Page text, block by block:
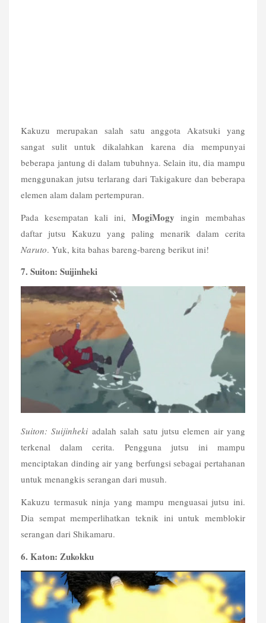
Kakuzu merupakan salah satu anggota Akatsuki yang
sangat sulit untuk dikalahkan karena dia mempunyai
beberapa jantung di dalam tubuhnya. Selain itu, dia mampu
menggunakan jutsu terlarang dari Takigakure dan beberapa
elemen alam dalam pertempuran.
Pada kesempatan kali ini, MogiMogy ingin membahas
Naruto. Yuk, kita bahas bareng-bareng berikut ini!
7. Suiton: Suijinheki
Suiton: Suijinheki adalah salah satu jutsu elemen air yang
terkenal dalam cerita. Pengguna jutsu ini mampu
menciptakan dinding air yang berfungsi sebagai pertahanan
untuk menangkis serangan dari musuh.
Kakuzu termasuk ninja yang mampu menguasai jutsu ini.
Dia sempat memperlihatkan teknik ini untuk memblokir
serangan dari Shikamaru.
6. Katon: Zukokku